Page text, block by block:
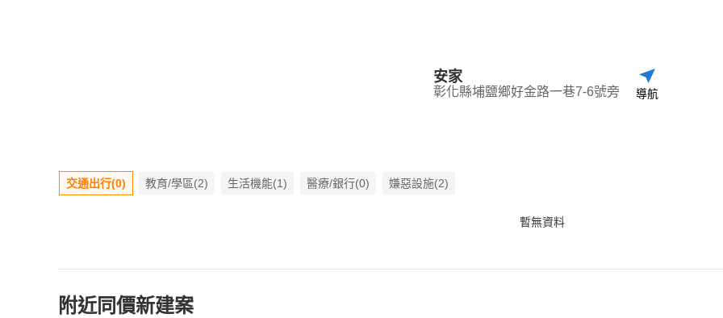
安家
彰化縣埔鹽鄉好金路一巷7-6號旁 導航
交通出行(0) 教育/學區(2) 生活機能(1) 醫療/銀行(0) 嫌惡設施(2)
暫無資料
附近同價新建案